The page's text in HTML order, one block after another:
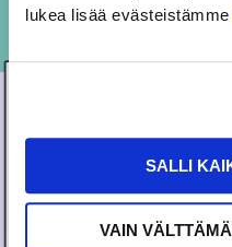
lukea lisää evästeistämme
SALLI
VAIN